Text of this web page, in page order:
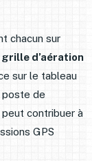
chacun sur
grille d’aération
sur le tableau
poste de
contribuer à
GPS